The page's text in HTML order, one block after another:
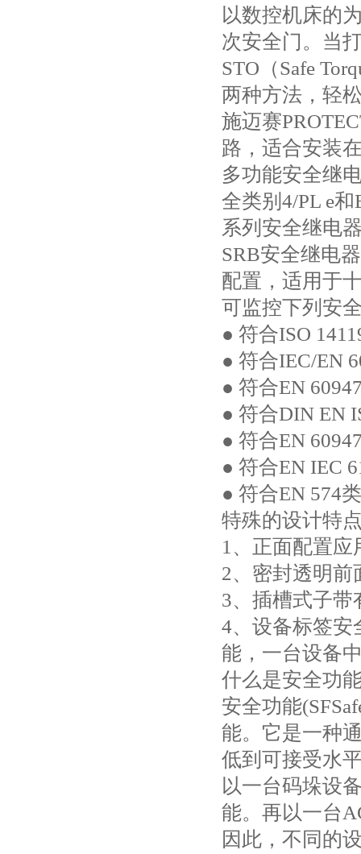
以数控机床的
次安全门。当
STO（Safe
两种方法，轻
施迈赛
路，适合安装
多功能安全继
全类别4/PL e
系列安全继电
SRB安全继电
配置，适用于
可监控下列安
● 符合ISO
● 符合IEC/EN
● 符合EN
● 符合DIN EN
● 符合EN
● 符合EN IEC
● 符合EN 574
特殊的设计特
1、正面配置
2、密封透明前
3、插槽式子带
4、设备标签安
能，一台设备
什么是安全功
安全功能
能。它是一种
低到可接受水
以一台码垛设
能。再以一台
因此，不同的